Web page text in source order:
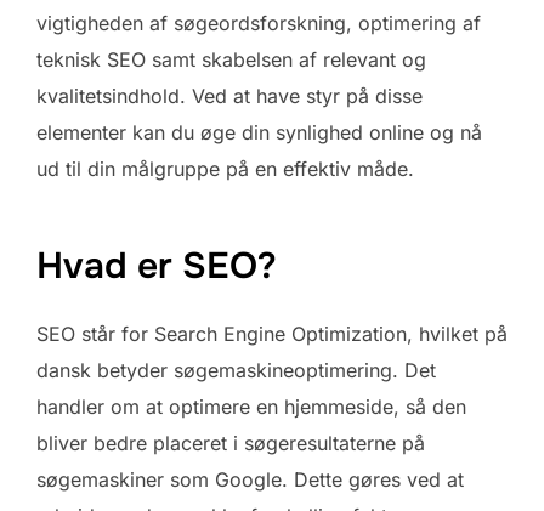
vigtigheden af søgeordsforskning, optimering af
teknisk SEO samt skabelsen af relevant og
kvalitetsindhold. Ved at have styr på disse
elementer kan du øge din synlighed online og nå
ud til din målgruppe på en effektiv måde.
Hvad er SEO?
SEO står for Search Engine Optimization, hvilket på
dansk betyder søgemaskineoptimering. Det
handler om at optimere en hjemmeside, så den
bliver bedre placeret i søgeresultaterne på
søgemaskiner som Google. Dette gøres ved at